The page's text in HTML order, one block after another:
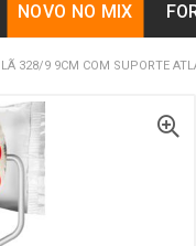
NOVO NO MIX
LÃ 328/9 9CM COM SUPORTE